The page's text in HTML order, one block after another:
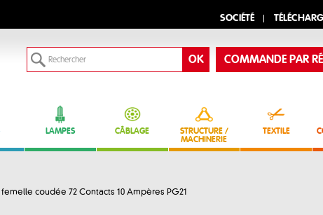
SOCIÉTÉ
COMMANDE PAR
LAMPES CÂBLAGE
STRUCTURE /
MACHINERIE
TEXTILE
femelle coudée 72 Contacts 10 Ampères PG21